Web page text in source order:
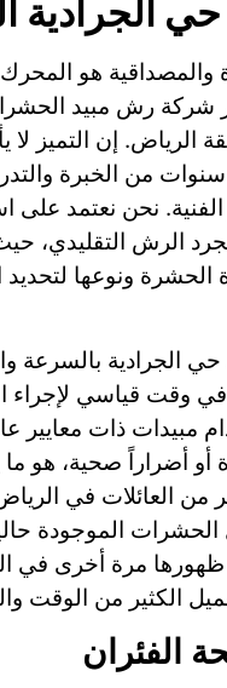
الجرادية
والمصداقية هو
شركة رش مبيد
الرياض. إن التميز لا
سنوات من الخبرة
نحن نعتمد على
الرش التقليدي،
ونوعها لتحديد
حي الجرادية بالسرعة
وقت قياسي لإجراء
مبيدات ذات معايير
أو أضراراً صحية، هو ما
من العائلات في
الموجودة
ظهورها مرة أخرى في
الكثير من الوقت
الفئران